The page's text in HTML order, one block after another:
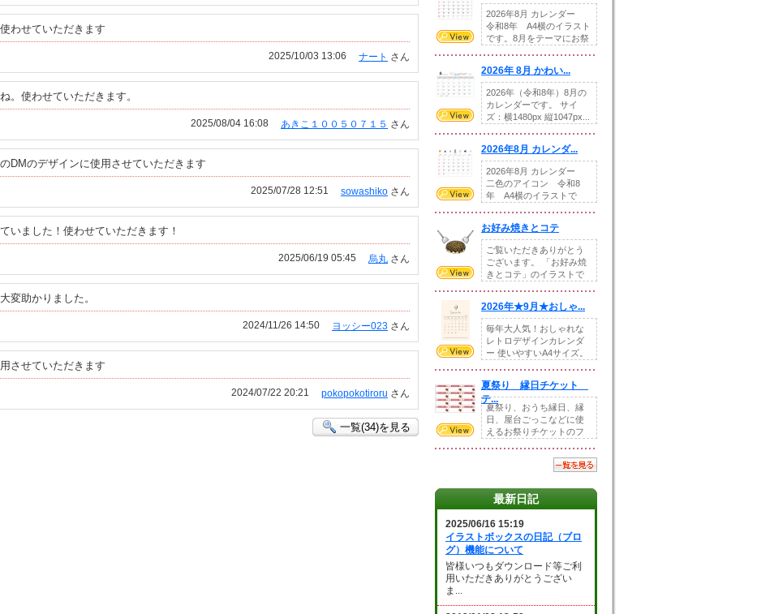
わせていただきます
ナート さん
2025/10/03 13:06
。使わせていただきます。
あきこ１００５０７１５ さん
2025/08/04 16:08
DMのデザインに使用させていただきます
sowashiko さん
2025/07/28 12:51
いました！使わせていただきます！
烏丸 さん
2025/06/19 05:45
変助かりました。
ヨッシー023 さん
2024/11/26 14:50
させていただきます
pokopokotiroru さん
2024/07/22 20:21
一覧(34)を見る
2026年8月 カレンダー
令和8年 A4横のイラスト
です。8月をテーマにお祭
2026年 8月 かわい...
2026年（令和8年）8月の
カレンダーです。 サイ
ズ：横1480px 縦1047px...
2026年8月 カレンダ...
2026年8月 カレンダー
二色のアイコン 令和8
年 A4横のイラストで
お好み焼きとコテ
ご覧いただきありがとう
ございます。 「お好み焼
きとコテ」のイラストで
2026年★9月★おしゃ...
毎年大人気！おしゃれな
レトロデザインカレンダ
ー 使いやすいA4サイズ。
夏祭り 縁日チケット
テ...
夏祭り、おうち縁日、縁
日、屋台ごっこなどに使
えるお祭りチケットのフ
最新日記
2025/06/16 15:19
イラストボックスの日記（ブロ
グ）機能について
皆様いつもダウンロード等ご利
用いただきありがとうござい
ま...